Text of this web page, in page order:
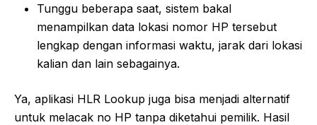
Tunggu beberapa saat, sistem bakal
menampilkan data lokasi nomor HP tersebut
lengkap dengan informasi waktu, jarak dari lokasi
kalian dan lain sebagainya.
Ya, aplikasi HLR Lookup juga bisa menjadi alternatif
untuk melacak no HP tanpa diketahui pemilik. Hasil